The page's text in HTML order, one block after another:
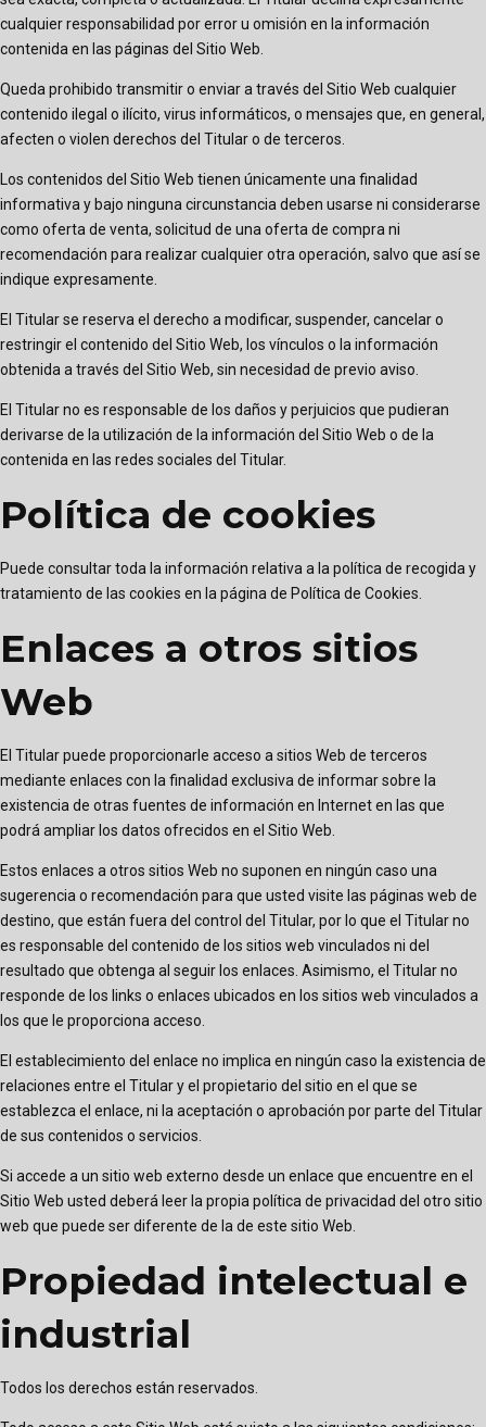
cualquier responsabilidad por error u omisión en la información
contenida en las páginas del Sitio Web.
Queda prohibido transmitir o enviar a través del Sitio Web cualquier
contenido ilegal o ilícito, virus informáticos, o mensajes que, en general,
afecten o violen derechos del Titular o de terceros.
Los contenidos del Sitio Web tienen únicamente una finalidad
informativa y bajo ninguna circunstancia deben usarse ni considerarse
como oferta de venta, solicitud de una oferta de compra ni
recomendación para realizar cualquier otra operación, salvo que así se
indique expresamente.
El Titular se reserva el derecho a modificar, suspender, cancelar o
restringir el contenido del Sitio Web, los vínculos o la información
obtenida a través del Sitio Web, sin necesidad de previo aviso.
El Titular no es responsable de los daños y perjuicios que pudieran
derivarse de la utilización de la información del Sitio Web o de la
contenida en las redes sociales del Titular.
Política de cookies
Puede consultar toda la información relativa a la política de recogida y
tratamiento de las cookies en la página de Política de Cookies
Enlaces a otros sitios
Web
El Titular puede proporcionarle acceso a sitios Web de terceros
mediante enlaces con la finalidad exclusiva de informar sobre la
existencia de otras fuentes de información en Internet en las que
podrá ampliar los datos ofrecidos en el Sitio Web.
Estos enlaces a otros sitios Web no suponen en ningún caso una
sugerencia o recomendación para que usted visite las páginas web de
destino, que están fuera del control del Titular, por lo que el Titular no
es responsable del contenido de los sitios web vinculados ni del
resultado que obtenga al seguir los enlaces. Asimismo, el Titular no
responde de los links o enlaces ubicados en los sitios web vinculados a
los que le proporciona acceso.
El establecimiento del enlace no implica en ningún caso la existencia de
relaciones entre el Titular y el propietario del sitio en el que se
establezca el enlace, ni la aceptación o aprobación por parte del Titular
de sus contenidos o servicios.
Si accede a un sitio web externo desde un enlace que encuentre en el
Sitio Web usted deberá leer la propia política de privacidad del otro sitio
web que puede ser diferente de la de este sitio Web.
Propiedad intelectual e
industrial
Todos los derechos están reservados.